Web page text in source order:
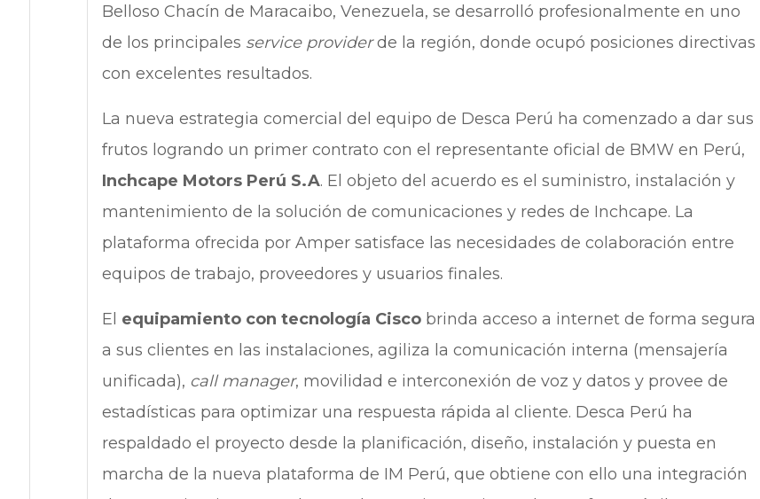
Belloso Chacín de Maracaibo, Venezuela, se desarrolló profesionalmente en uno
de los principales service providerde la región, donde ocupó posiciones directivas
con excelentes resultados.
La nueva estrategia comercial del equipo de Desca Perú ha comenzado a dar sus
frutos logrando un primer contrato con el representante oficial de BMW en Perú,
Inchcape Motors Perú S.A. El objeto del acuerdo es el suministro, instalación y
mantenimiento de la solución de comunicaciones y redes de Inchcape. La
plataforma ofrecida por Amper satisface las necesidades de colaboración entre
equipos de trabajo, proveedores y usuarios finales.
El equipamiento con tecnología Ciscobrinda acceso a internet de forma segura
a sus clientes en las instalaciones, agiliza la comunicación interna (mensajería
unificada), call manager, movilidad e interconexión de voz y datos y provee de
estadísticas para optimizar una respuesta rápida al cliente. Desca Perú ha
respaldado el proyecto desde la planificación, diseño, instalación y puesta en
marcha de la nueva plataforma de IM Perú, que obtiene con ello una integración